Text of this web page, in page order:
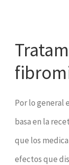
Por lo general
basa en la
que los
efectos que